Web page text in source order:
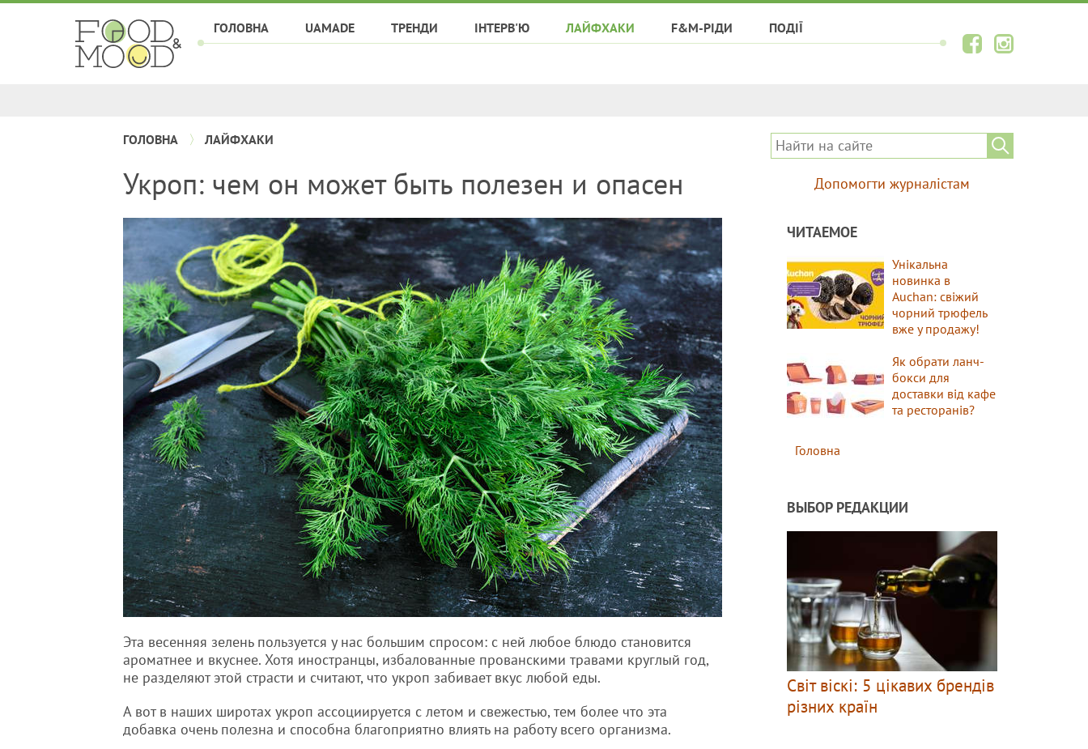
ГОЛОВНА UAMADE ТРЕНДИ ІНТЕРВ'Ю ЛАЙФХАКИ F&M-РІДИ ПОДІЇ
ГОЛОВНА ЛАЙФХАКИ
Укроп: чем он может быть полезен и опасен
Эта весенняя зелень пользуется у нас большим спросом: с ней любое блюдо становится
ароматнее и вкуснее. Хотя иностранцы, избалованные прованскими травами круглый год,
не разделяют этой страсти и считают, что укроп забивает вкус любой еды.
А вот в наших широтах укроп ассоциируется с летом и свежестью, тем более что эта
добавка очень полезна и способна благоприятно влиять на работу всего организма.
Допомогти журналістам
ЧИТАЕМОЕ
Унікальна
новинка в
Auchan: свіжий
чорний трюфель
вже у продажу!
Як обрати ланч-
бокси для
доставки від кафе
та ресторанів?
Головна
ВЫБОР РЕДАКЦИИ
Світ віскі: 5 цікавих брендів
різних країн